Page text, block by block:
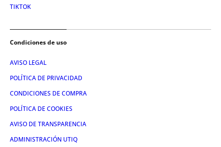
TIKTOK
Condiciones de uso
AVISO LEGAL
POLÍTICA DE PRIVACIDAD
CONDICIONES DE COMPRA
POLÍTICA DE COOKIES
AVISO DE TRANSPARENCIA
ADMINISTRACIÓN UTIQ